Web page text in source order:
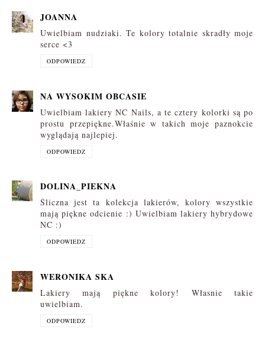
JOANNA
Uwielbiam nudziaki. Te kolory totalnie skradły moje
serce <3
ODPOWIEDZ
NA WYSOKIM OBCASIE
Uwielbiam lakiery NC Nails, a te cztery kolorki są po
prostu przepiękne.Właśnie w takich moje paznokcie
wyglądają najlepiej.
ODPOWIEDZ
DOLINA_PIEKNA
Śliczna jest ta kolekcja lakierów, kolory wszystkie
mają piękne odcienie :) Uwielbiam lakiery hybrydowe
NC :)
ODPOWIEDZ
WERONIKA SKA
Lakiery mają piękne kolory! Własnie takie
uwielbiam.
ODPOWIEDZ